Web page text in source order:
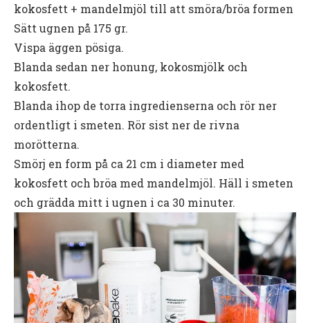
kokosfett + mandelmjöl till att smöra/bröa formen
Sätt ugnen på 175 gr.
Vispa äggen pösiga.
Blanda sedan ner honung, kokosmjölk och
kokosfett.
Blanda ihop de torra ingredienserna och rör ner
ordentligt i smeten. Rör sist ner de rivna
morötterna.
Smörj en form på ca 21 cm i diameter med
kokosfett och bröa med mandelmjöl. Häll i smeten
och grädda mitt i ugnen i ca 30 minuter.